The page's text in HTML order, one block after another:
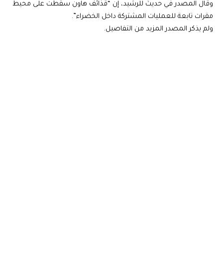
وقال المصدر في حديث للرشيد، إن “قذائف هاون سقطت على محيط
مقرات تابعة للعمليات المشتركة داخل الخضراء”.
ولم يذكر المصدر المزيد من التفاصيل.